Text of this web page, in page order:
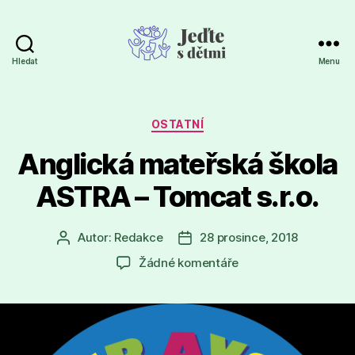
Hledat Menu
Rubriky
OSTATNÍ
Anglická mateřská škola
ASTRA – Tomcat s.r.o.
Autor
příspěvku
Autor: Redakce
Datum
příspěvku
28 prosince, 2018
Žádné komentářeu
názvem
Anglická
mateřská